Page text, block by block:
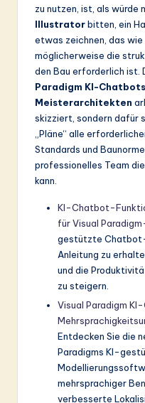
zu nutzen, ist, als würde
Illustratorbitten, ein
etwas zeichnen, das
möglicherweise die
den Bau erforderlich ist.
Paradigm KI-Chatbots
Meisterarchitekten
skizziert, sondern dafür
„Pläne“ alle
Standards und
professionelles Team
kann.
KI-Chatbot-
für Visual
gestützte
Anleitung zu
und die
zu steigern.
Visual Paradigm
Entdecken Sie die
Paradigms KI-
mehrsprachiger
verbesserte